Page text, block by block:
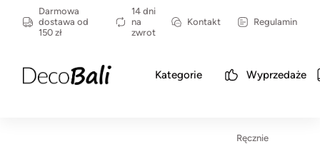
Darmowa
dostawa od
150 zł
14 dni
na
zwrot
Kontakt Regulamin
Kategorie Wyprzedaże
Ręcznie